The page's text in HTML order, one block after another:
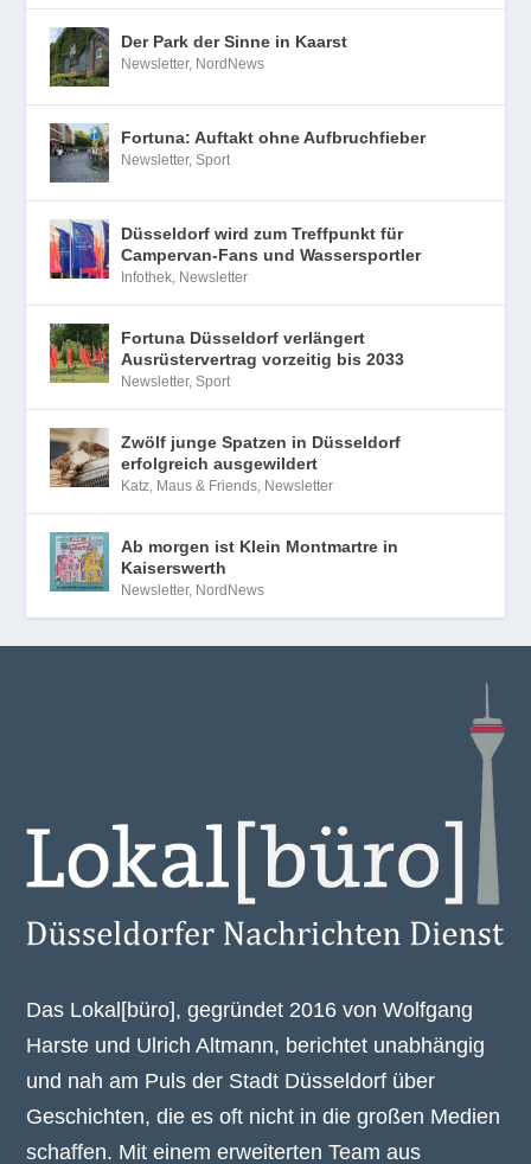
Der Park der Sinne in Kaarst
Newsletter, NordNews
Fortuna: Auftakt ohne Aufbruchfieber
Newsletter,Sport
Düsseldorf wird zum Treffpunkt für
Campervan-Fans und Wassersportler
Infothek, Newsletter
Fortuna Düsseldorf verlängert
Ausrüstervertrag vorzeitig bis 2033
Newsletter,Sport
Zwölf junge Spatzen in Düsseldorf
erfolgreich ausgewildert
Katz, Maus & Friends, Newsletter
Ab morgen ist Klein Montmartre in
Kaiserswerth
Newsletter, NordNews
Das Lokal[büro], gegründet 2016 von Wolfgang
Harste und Ulrich Altmann, berichtet unabhängig
und nah am Puls der Stadt Düsseldorf über
Geschichten, die es oft nicht in die großen Medien
schaffen. Mit einem erweiterten Team aus